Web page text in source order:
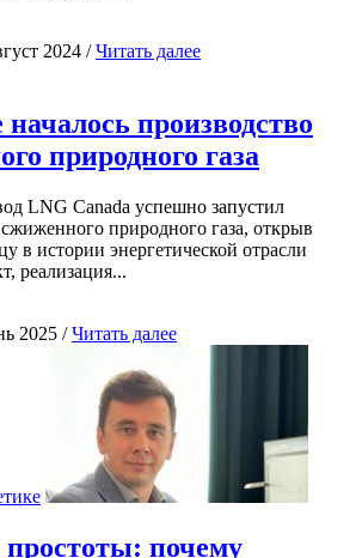
2024 /Читать далее
производство
природного газа
LNG Canada успешно запустил
природного газа, открыв
в истории энергетической отрасли
реализация...
2025 /Читать далее
почему